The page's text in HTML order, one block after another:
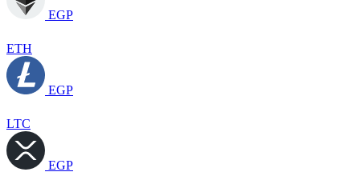
EGP
ETH
EGP
LTC
EGP